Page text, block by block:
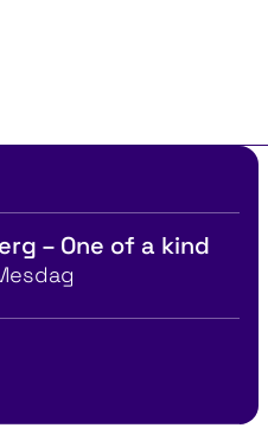
– One of a kind